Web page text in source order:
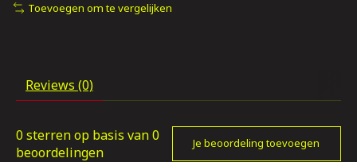
Toevoegen om te vergelijken
Reviews (0)
0 sterren op basis van0
beoordelingen
Je beoordeling toevoegen